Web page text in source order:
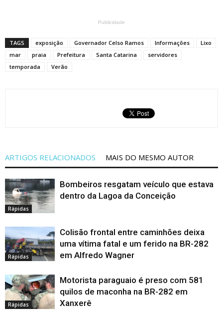
Publicidade
TAGS exposição Governador Celso Ramos Informações
Lixo
mar
praia Prefeitura Santa Catarina
servidores
temporada
Verão
ARTIGOS RELACIONADOS MAIS DO MESMO AUTOR
Rápidas
Bombeiros resgatam veículo que estava
dentro da Lagoa da Conceição
Rápidas
Colisão frontal entre caminhões deixa
uma vítima fatal e um ferido na BR-282
em Alfredo Wagner
Rápidas
Motorista paraguaio é preso com 581
quilos de maconha na BR-282 em
Xanxerê